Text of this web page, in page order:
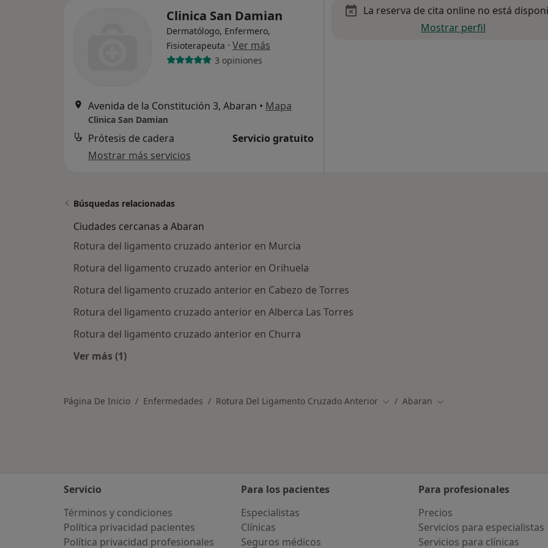
Clinica San Damian
Dermatólogo, Enfermero,
Fisioterapeuta · Ver más
3 opiniones
Avenida de la Constitución 3, Abaran • Mapa
Clinica San Damian
Prótesis de cadera
Servicio gratuito
Mostrar más servicios
La reserva de cita online no está
Mostrar perfil
Búsquedas relacionadas
Ciudades cercanas a Abaran
Rotura del ligamento cruzado anterior en Murcia
Rotura del ligamento cruzado anterior en Orihuela
Rotura del ligamento cruzado anterior en Cabezo de Torres
Rotura del ligamento cruzado anterior en Alberca Las Torres
Rotura del ligamento cruzado anterior en Churra
Ver más (1)
Página De Inicio Enfermedades Rotura Del Ligamento Cruzado Anterior Cambiar de ciudad
Abaran Cambiar de ciudad
Servicio
Términos y condiciones
Política privacidad pacientes
Política privacidad profesionales
Para los pacientes
Especialistas
Clínicas
Seguros médicos
Para profesionales
Precios
Servicios para especialistas
Servicios para clínicas